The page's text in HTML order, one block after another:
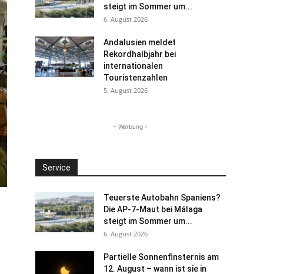
steigt im Sommer um...
6. August 2026
Andalusien meldet
Rekordhalbjahr bei
internationalen
Touristenzahlen
5. August 2026
- Werbung -
Service
Teuerste Autobahn Spaniens?
Die AP-7-Maut bei Málaga
steigt im Sommer um...
6. August 2026
Partielle Sonnenfinsternis am
12. August – wann ist sie in